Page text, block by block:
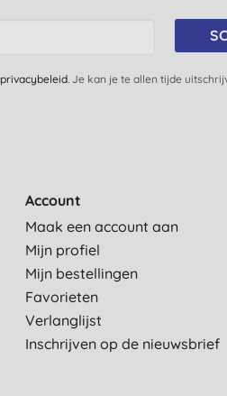
privacybeleid. Je kan je te allen tijde
Account
Maak een account aan
Mijn profiel
Mijn bestellingen
Favorieten
Verlanglijst
Inschrijven op de nieuwsbrief